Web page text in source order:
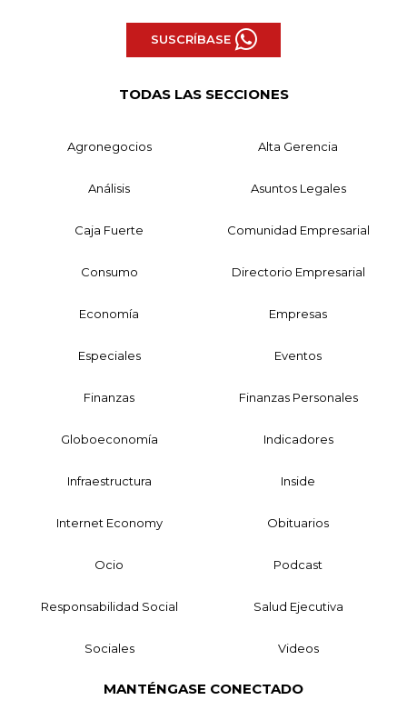
SUSCRÍBASE
TODAS LAS SECCIONES
Agronegocios Alta Gerencia
Análisis Asuntos Legales
Caja Fuerte Comunidad Empresarial
Consumo Directorio Empresarial
Economía Empresas
Especiales Eventos
Finanzas Finanzas Personales
Globoeconomía Indicadores
Infraestructura Inside
Internet Economy Obituarios
Ocio Podcast
Responsabilidad Social Salud Ejecutiva
Sociales Videos
MANTÉNGASE CONECTADO